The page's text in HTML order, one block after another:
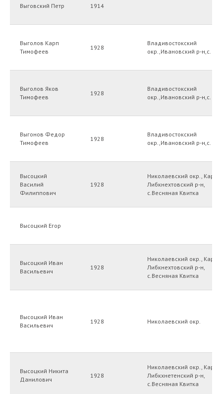
Выговский Петр 1914
Выголов Карп
Тимофеев
1928
Владивостокский
окр.,Ивановский р-н,с. ?
Выголов Яков
Тимофеев
1928
Владивостокский
окр.,Ивановский р-н,с. ?
Выгонов Федор
Тимофеев
1928
Владивостокский
окр.,Ивановский р-н,с. ?
Высоцкий
Василий
Филиппович
1928
Николаевский окр., Карл-
Либкнехтовский р-н,
с.Весняная Квитка
Высоцкий Егор
Высоцкий Иван
Васильевич
1928
Николаевский окр., Карл-
Либкнехтовский р-н,
с.Весняная Квитка
Высоцкий Иван
Васильевич
1928 Николаевский окр.
Высоцкий Никита
Данилович
1928
Николаевский окр., Карл-
Либкхнетенский р-н,
с.Весняная Квитка